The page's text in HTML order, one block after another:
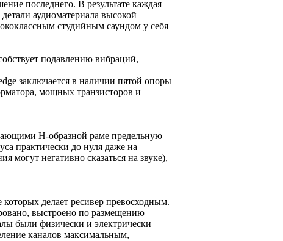
последнего. В результате каждая
аудиоматериала высокой
студийным саундом у себя
подавлению вибраций,
заключается в наличии пятой опоры
мощных транзисторов и
H-образной раме предельную
практически до нуля даже на
могут негативно сказаться на звуке),
делает ресивер превосходным.
выстроено по размещению
были физически и электрически
каналов максимальным,